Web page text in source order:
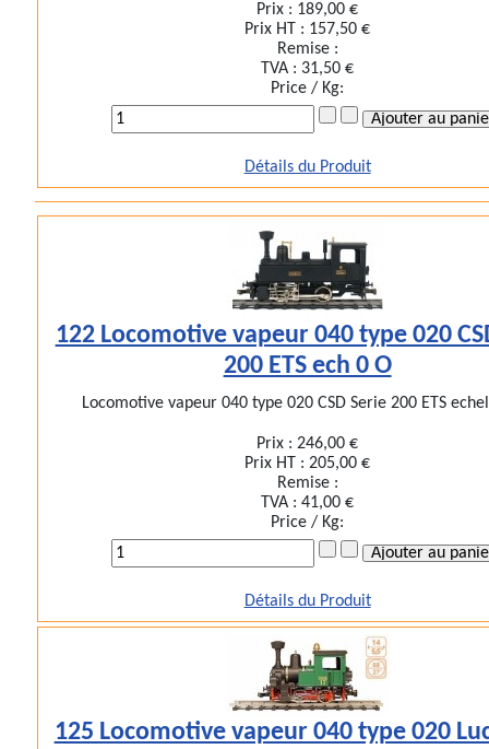
Prix : 189,00 €
Prix HT : 157,50 €
Remise :
TVA : 31,50 €
Price / Kg:
Détails du Produit
122 Locomotive vapeur 040 type 020
200 ETS ech 0 O
Locomotive vapeur 040 type 020 CSD Serie 200 ETS
Prix :246,00 €
Prix HT :205,00 €
Remise :
TVA :41,00 €
Price / Kg:
Détails du Produit
125 Locomotive vapeur 040 type 020